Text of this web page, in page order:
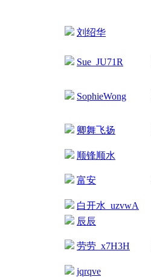
刘绍华
Sue_JU71R
SophieWong
卿舞飞扬
顺锋顺水
富安
白开水_uzvwA
辰辰
劳劳_x7H3H
jqrqve